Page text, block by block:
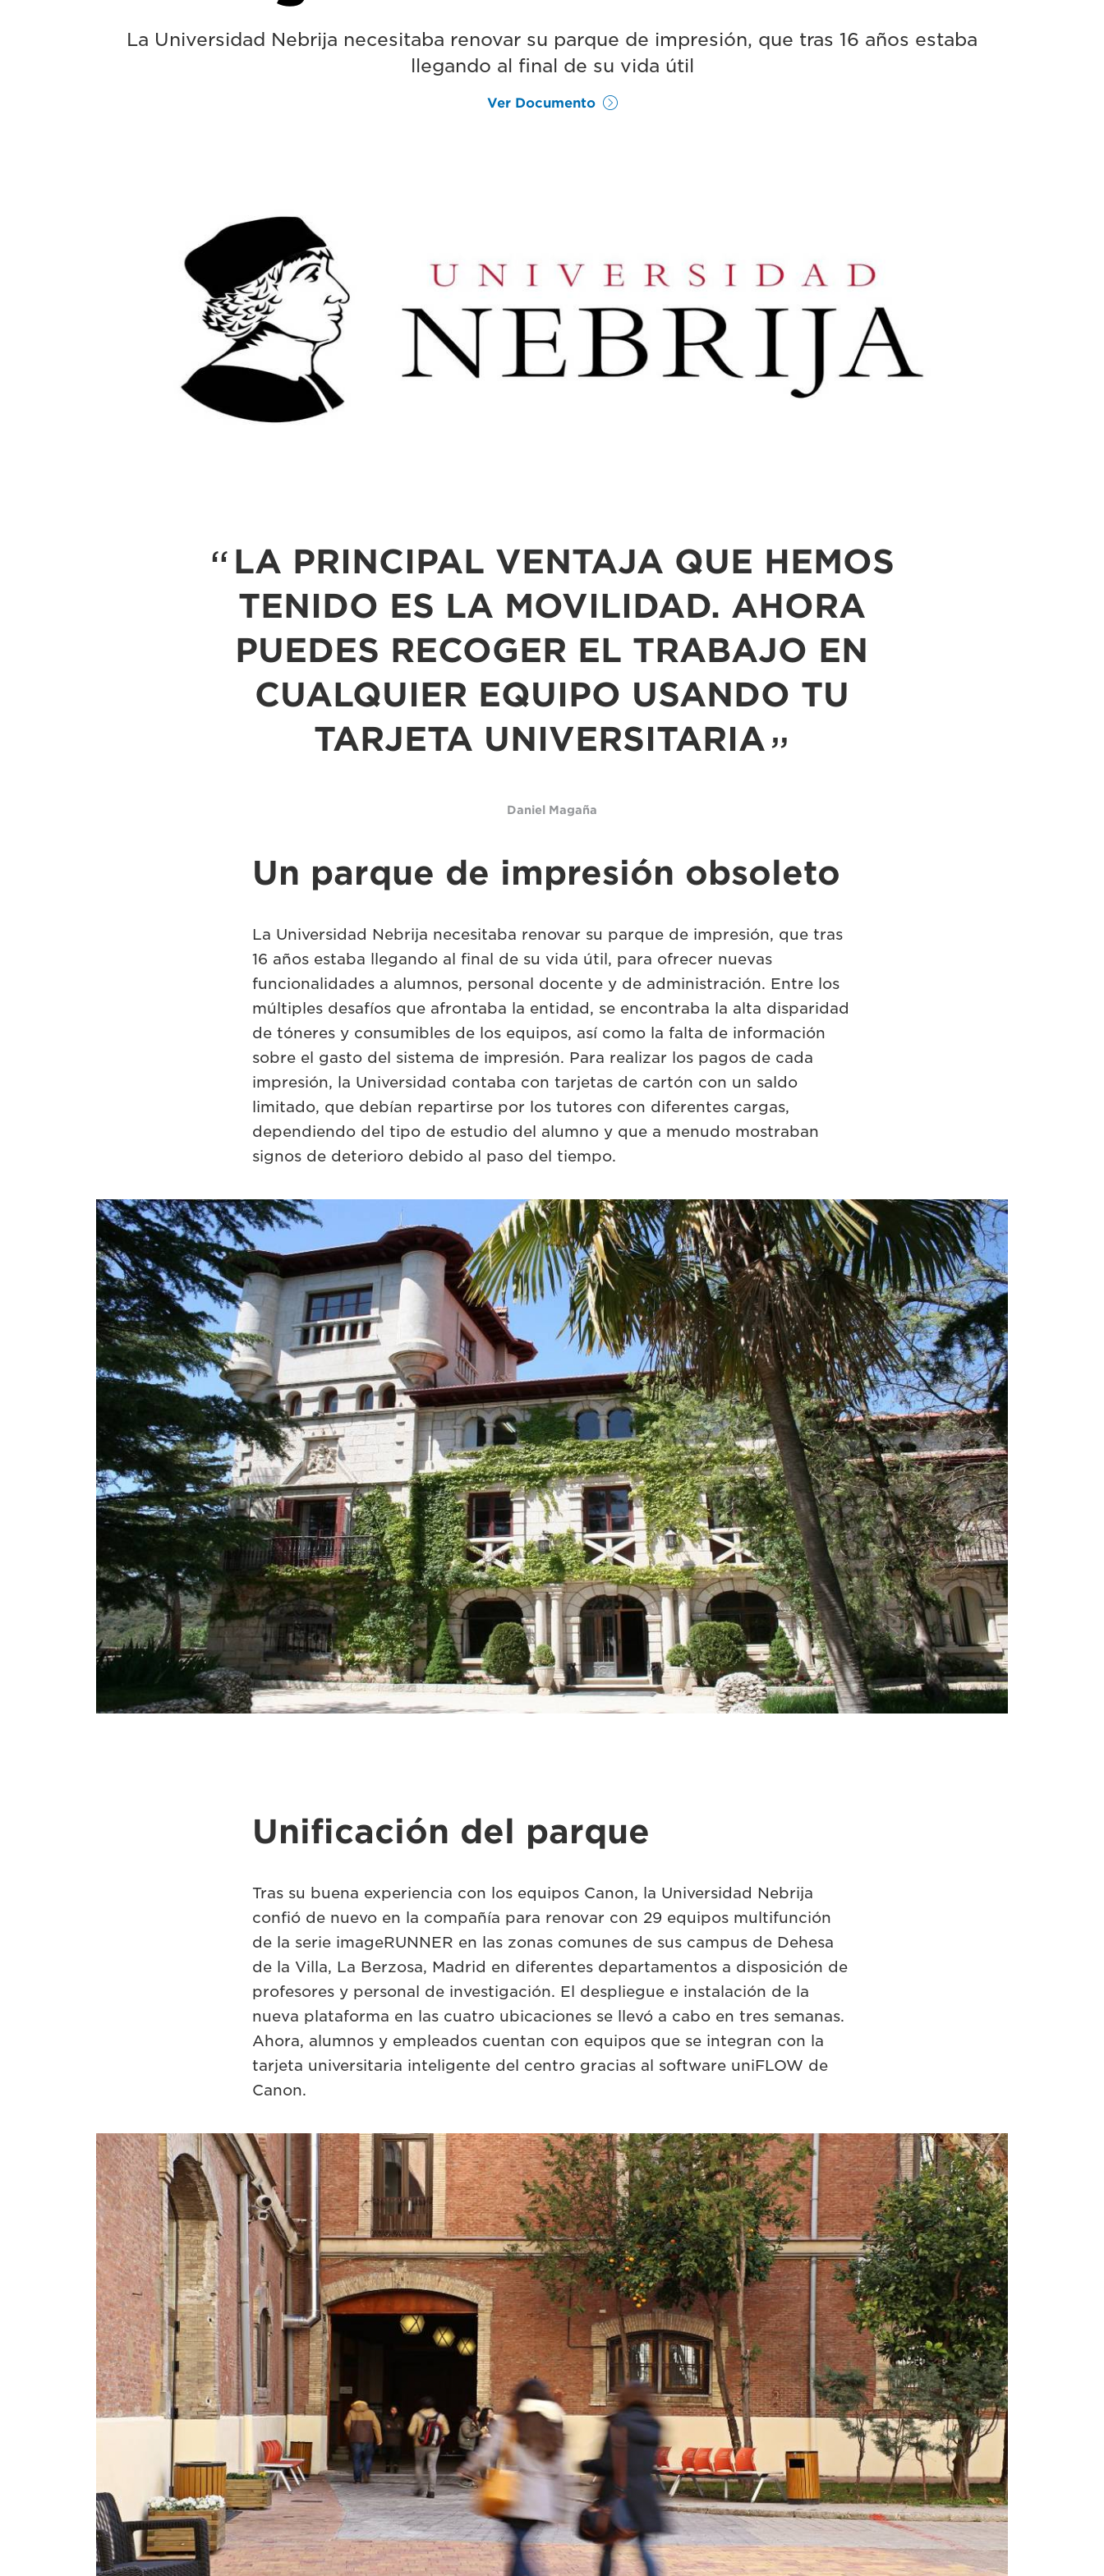
La Universidad Nebrija necesitaba renovar su parque de impresión, que tras 16 años estaba
llegando al final de su vida útil
Ver Documento
LA PRINCIPAL VENTAJA QUE HEMOS
TENIDO ES LA MOVILIDAD. AHORA
PUEDES RECOGER EL TRABAJO EN
CUALQUIER EQUIPO USANDO TU
TARJETA UNIVERSITARIA
Daniel Magaña
Un parque de impresión obsoleto
La Universidad Nebrija necesitaba renovar su parque de impresión, que tras
16 años estaba llegando al final de su vida útil, para ofrecer nuevas
funcionalidades a alumnos, personal docente y de administración. Entre los
múltiples desafíos que afrontaba la entidad, se encontraba la alta disparidad
de tóneres y consumibles de los equipos, así como la falta de información
sobre el gasto del sistema de impresión. Para realizar los pagos de cada
impresión, la Universidad contaba con tarjetas de cartón con un saldo
limitado, que debían repartirse por los tutores con diferentes cargas,
dependiendo del tipo de estudio del alumno y que a menudo mostraban
signos de deterioro debido al paso del tiempo.
Unificación del parque
Tras su buena experiencia con los equipos Canon, la Universidad Nebrija
confió de nuevo en la compañía para renovar con 29 equipos multifunción
de la serie imageRUNNER en las zonas comunes de sus campus de Dehesa
de la Villa, La Berzosa, Madrid en diferentes departamentos a disposición de
profesores y personal de investigación. El despliegue e instalación de la
nueva plataforma en las cuatro ubicaciones se llevó a cabo en tres semanas.
Ahora, alumnos y empleados cuentan con equipos que se integran con la
tarjeta universitaria inteligente del centro gracias al software uniFLOW de
Canon.